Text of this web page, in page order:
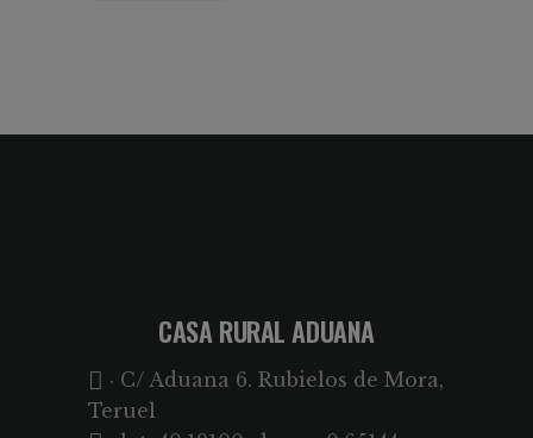
CASA RURAL ADUANA
· C/ Aduana 6. Rubielos de Mora,
Teruel